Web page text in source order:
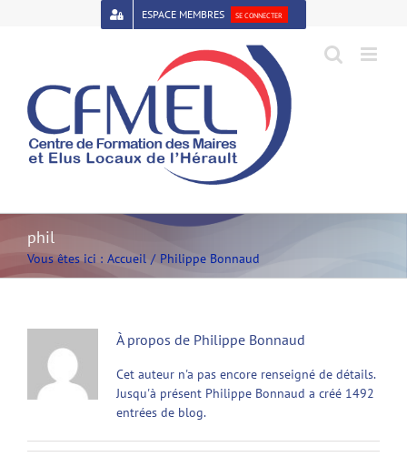
Open toolbar
ESPACE MEMBRES SE CONNECTER
phil
Vous êtes ici : Accueil Philippe Bonnaud
À propos de Philippe Bonnaud
Cet auteur n'a pas encore renseigné de détails.
Jusqu'à présent Philippe Bonnaud a créé 1492
entrées de blog.